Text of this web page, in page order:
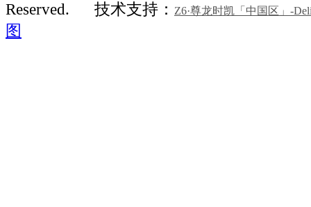
Reserved.
技术支持： Z6·尊龙时凯「中国区」-
图